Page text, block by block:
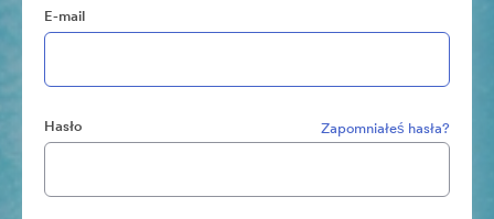
E-mail
Hasło Zapomniałeś hasła?